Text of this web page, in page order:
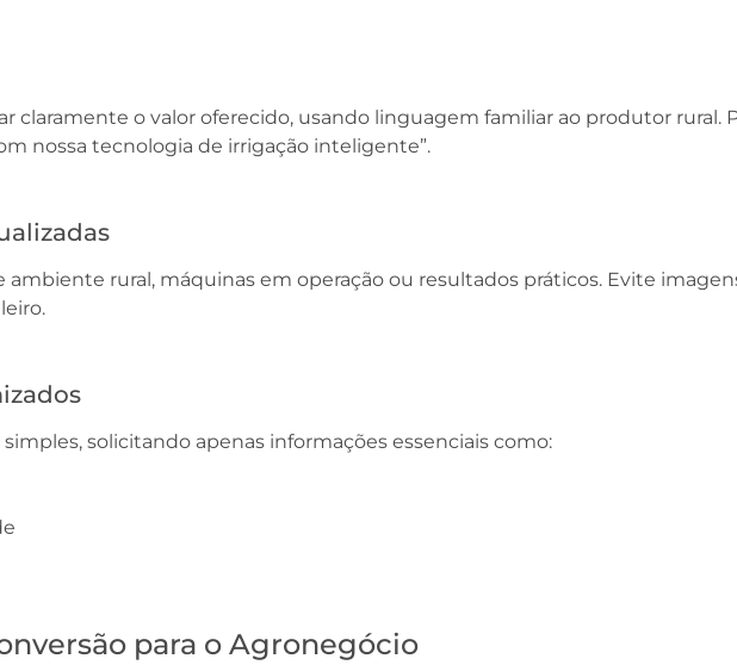
claramente o valor oferecido, usando linguagem familiar ao produtor rural.
nossa tecnologia de irrigação inteligente”.
ambiente rural, máquinas em operação ou resultados práticos. Evite
solicitando apenas informações essenciais como:
para o Agronegócio